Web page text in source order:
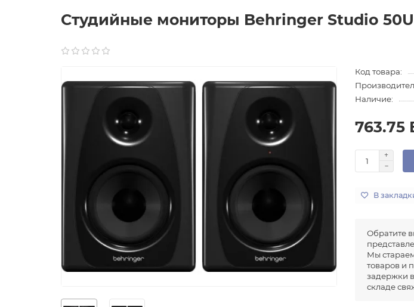
Студийные мониторы Behringer Studio
Код товара:
Наличие:
763.75
В
Обратите
Мы
товаров и
задержки
складе